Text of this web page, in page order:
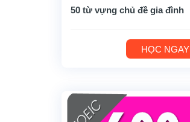
50 từ vựng chủ đề gia đình
HỌC NGAY